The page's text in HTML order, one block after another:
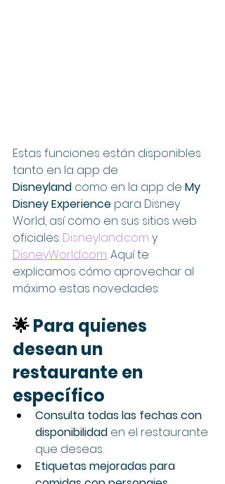
Estas funciones están disponibles
tanto en la app de
Disneyland como en la app de My
Disney Experience para Disney
World, así como en sus sitios web
oficiales: Disneyland.com y
DisneyWorld.com. Aquí te
explicamos cómo aprovechar al
máximo estas novedades:
🌟 Para quienes
desean un
restaurante en
específico
Consulta todas las fechas con
disponibilidad en el restaurante
que deseas.
Etiquetas mejoradas para